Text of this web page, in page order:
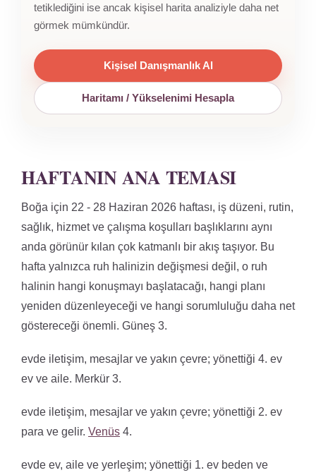
tetiklediğini ise ancak kişisel harita analiziyle daha net
görmek mümkündür.
Kişisel Danışmanlık Al
Haritamı / Yükselenimi Hesapla
HAFTANIN ANA TEMASI
Boğa için 22 - 28 Haziran 2026 haftası, iş düzeni, rutin,
sağlık, hizmet ve çalışma koşulları başlıklarını aynı
anda görünür kılan çok katmanlı bir akış taşıyor. Bu
hafta yalnızca ruh halinizin değişmesi değil, o ruh
halinin hangi konuşmayı başlatacağı, hangi planı
yeniden düzenleyeceği ve hangi sorumluluğu daha net
göstereceği önemli. Güneş 3.
evde iletişim, mesajlar ve yakın çevre; yönettiği 4. ev
ev ve aile. Merkür 3.
evde iletişim, mesajlar ve yakın çevre; yönettiği 2. ev
para ve gelir. Venüs 4.
evde ev, aile ve yerleşim; yönettiği 1. ev beden ve